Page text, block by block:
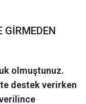
GİRMEDEN
olmuştunuz.
destek verirken